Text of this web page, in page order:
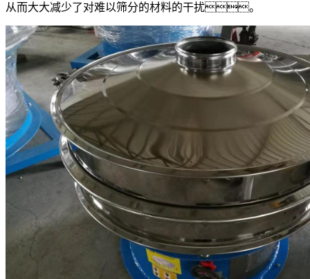
从而大大减少了对难以筛分的材料的干扰。